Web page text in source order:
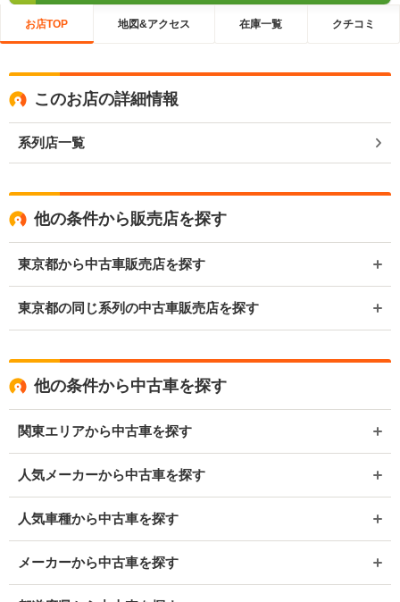
お店TOP 地図&アクセス 在庫一覧 クチコミ
このお店の詳細情報
系列店一覧
他の条件から販売店を探す
東京都から中古車販売店を探す
東京都の同じ系列の中古車販売店を探す
他の条件から中古車を探す
関東エリアから中古車を探す
人気メーカーから中古車を探す
人気車種から中古車を探す
メーカーから中古車を探す